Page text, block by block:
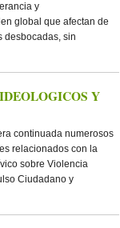
y
global que afectan de
desbocadas, sin
Y
continuada numerosos
relacionados con la
sobre Violencia
Ciudadano y